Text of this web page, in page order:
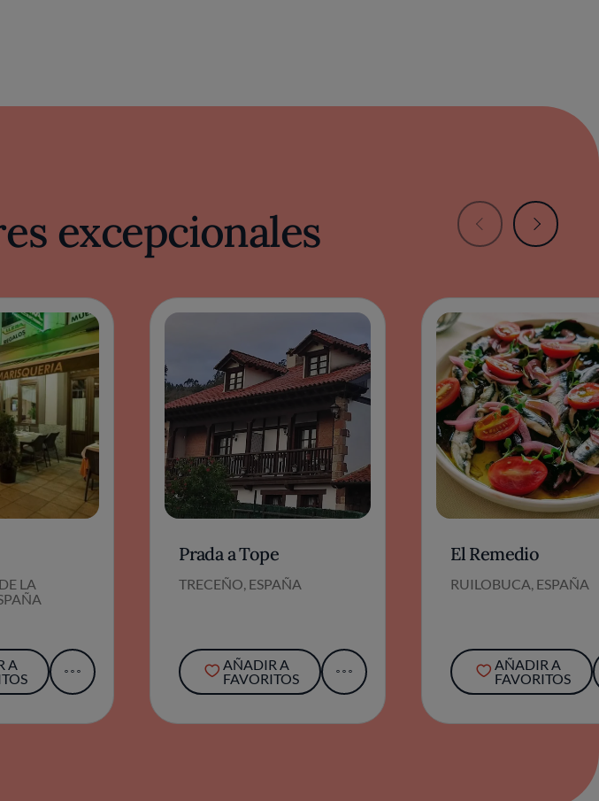
excepcionales
LA
A
Prada a Tope
TRECEÑO, ESPAÑA
AÑADIR A
FAVORITOS
El Remedio
RUILOBUCA, ESPAÑA
AÑADIR A
FAVORITOS